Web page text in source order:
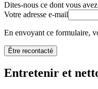
Dites-nous ce dont vous
Votre adresse e-mail
En envoyant ce formulaire,
Être recontacté
Entretenir et